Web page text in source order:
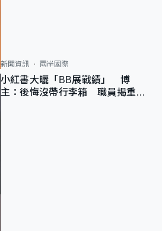
新聞資訊 兩岸國際
小紅書大曬「BB展戰績」 博
主：後悔沒帶行李箱 職員揭重複